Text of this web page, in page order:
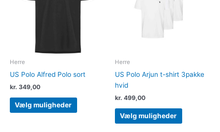
Herre
US Polo Alfred Polo sort
kr. 349,00
Vælg muligheder
varianter.
på
Herre
US Polo Arjun t-shirt 3pakke
hvid
kr. 499,00
Vælg muligheder